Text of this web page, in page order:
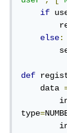
if
else:
def
    data
type=